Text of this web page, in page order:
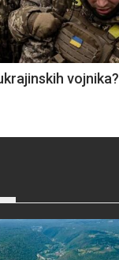
vojnika?